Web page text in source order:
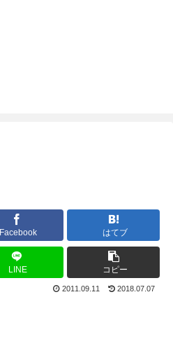
Facebook はてブ
LINE コピー
2011.09.11 2018.07.07